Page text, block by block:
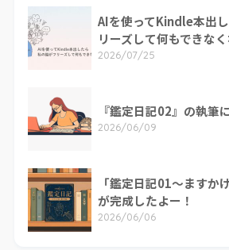
AIを使ってKindle本出
リーズして何もできな
2026/07/25
『鑑定日記02』の執筆
2026/06/09
「鑑定日記01～ますか
が完成したよー！
2026/06/06